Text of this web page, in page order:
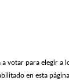
votar para elegir a
en esta